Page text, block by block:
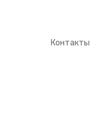
Контакты